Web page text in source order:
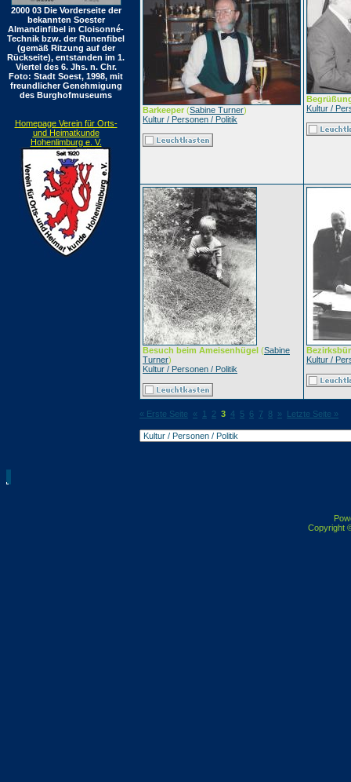
2000 03 Die Vorderseite der
bekannten Soester
Almandinfibel in Cloisonné-
Technik bzw. der Runenfibel
(gemäß Ritzung auf der
Rückseite), entstanden im 1.
Viertel des 6. Jhs. n. Chr.
Foto: Stadt Soest, 1998, mit
freundlicher Genehmigung
des Burghofmuseums
Homepage Verein für Orts-
und Heimatkunde
Hohenlimburg e. V.
Barkeeper (Sabine Turner)
Kultur / Personen / Politik
Kultur /
Besuch beim Ameisenhügel (Sabine
Turner)
Kultur / Personen / Politik
Kultur /
« Erste Seite « 1 2 3 4 5 6 7 8 » Letzte Seite »
Copyright